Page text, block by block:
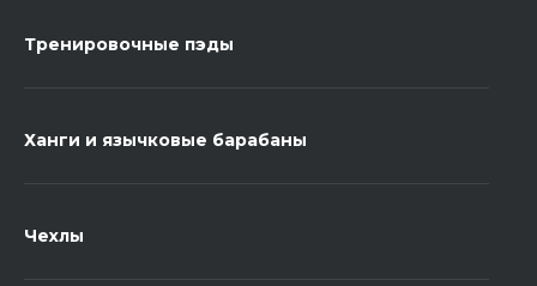
Тренировочные пэды
Ханги и язычковые барабаны
Чехлы